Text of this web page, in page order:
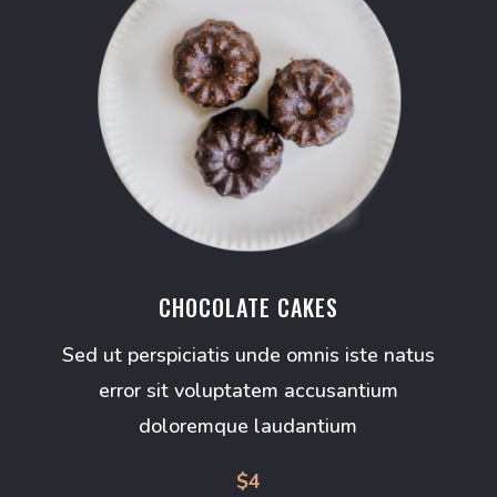
CHOCOLATE CAKES
Sed ut perspiciatis unde omnis iste natus
error sit voluptatem accusantium
doloremque laudantium
$4